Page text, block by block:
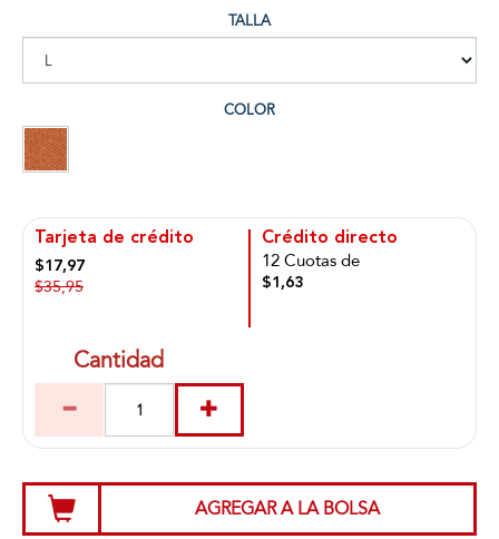
TALLA
COLOR
Tarjeta de crédito
$17,97
$35,95
Crédito directo
12 Cuotas de
$1,63
Cantidad
AGREGAR A LA BOLSA